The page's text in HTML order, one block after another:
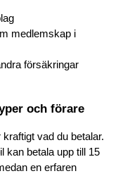
medlemskap i
försäkringar
och förare
vad du betalar.
kan betala upp till 15
en erfaren